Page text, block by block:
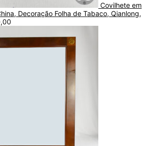
Covilhete em
Decoração Folha de Tabaco, Qianlong,